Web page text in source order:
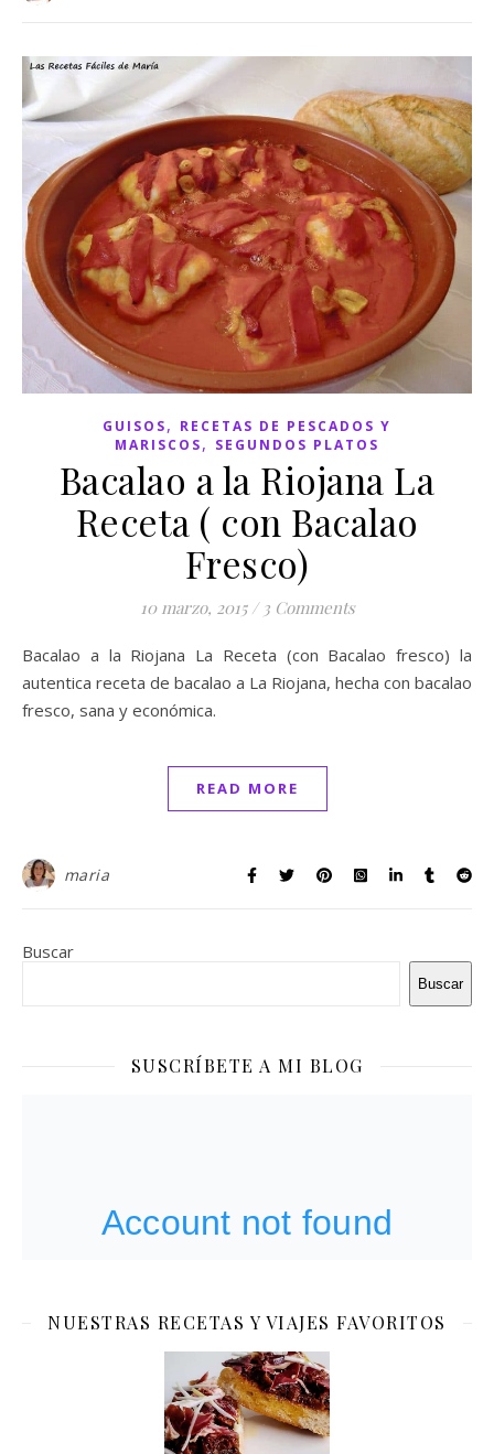
GUISOS, RECETAS DE PESCADOS Y
MARISCOS, SEGUNDOS PLATOS
Bacalao a la Riojana La
Receta ( con Bacalao
Fresco)
10 marzo, 2015 / 3 Comments
Bacalao a la Riojana La Receta (con Bacalao fresco) la
autentica receta de bacalao a La Riojana, hecha con bacalao
fresco, sana y económica.
READ MORE
maria
Buscar
Buscar
SUSCRÍBETE A MI BLOG
NUESTRAS RECETAS Y VIAJES FAVORITOS